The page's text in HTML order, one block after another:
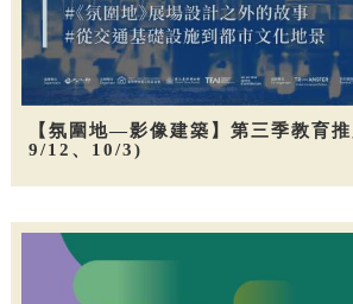
【氛圍地—影像建築】第三季教育
9/12、10/3)